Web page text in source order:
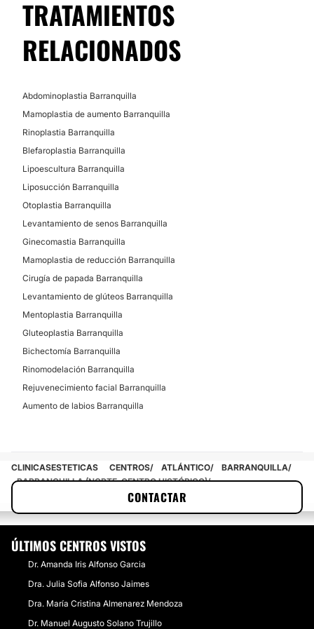
No
Financiación o facilidades de pago:
Aumento de labios
TRATAMIENTOS
RELACIONADOS
Abdominoplastia Barranquilla
Mamoplastia de aumento Barranquilla
Rinoplastia Barranquilla
Blefaroplastia Barranquilla
Lipoescultura Barranquilla
Liposucción Barranquilla
Otoplastia Barranquilla
Levantamiento de senos Barranquilla
Ginecomastia Barranquilla
Mamoplastia de reducción Barranquilla
Cirugía de papada Barranquilla
Levantamiento de glúteos Barranquilla
Mentoplastia Barranquilla
Gluteoplastia Barranquilla
Bichectomía Barranquilla
Rinomodelación Barranquilla
Rejuvenecimiento facial Barranquilla
Aumento de labios Barranquilla
CONTACTAR
CLINICASESTETICAS CENTROS ATLÁNTICO
BARRANQUILLA
BARRANQUILLA (NORTE-CENTRO HISTÓRICO)
DRA. ELIANA PATRICIA GARCES GRANDA
ÚLTIMOS CENTROS VISTOS
Dr. Amanda Iris Alfonso Garcia
Dra. Julia Sofia Alfonso Jaimes
Dra. María Cristina Almenarez Mendoza
Dr. Manuel Augusto Solano Trujillo